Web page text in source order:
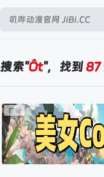
搜索"Ôt"，找到87